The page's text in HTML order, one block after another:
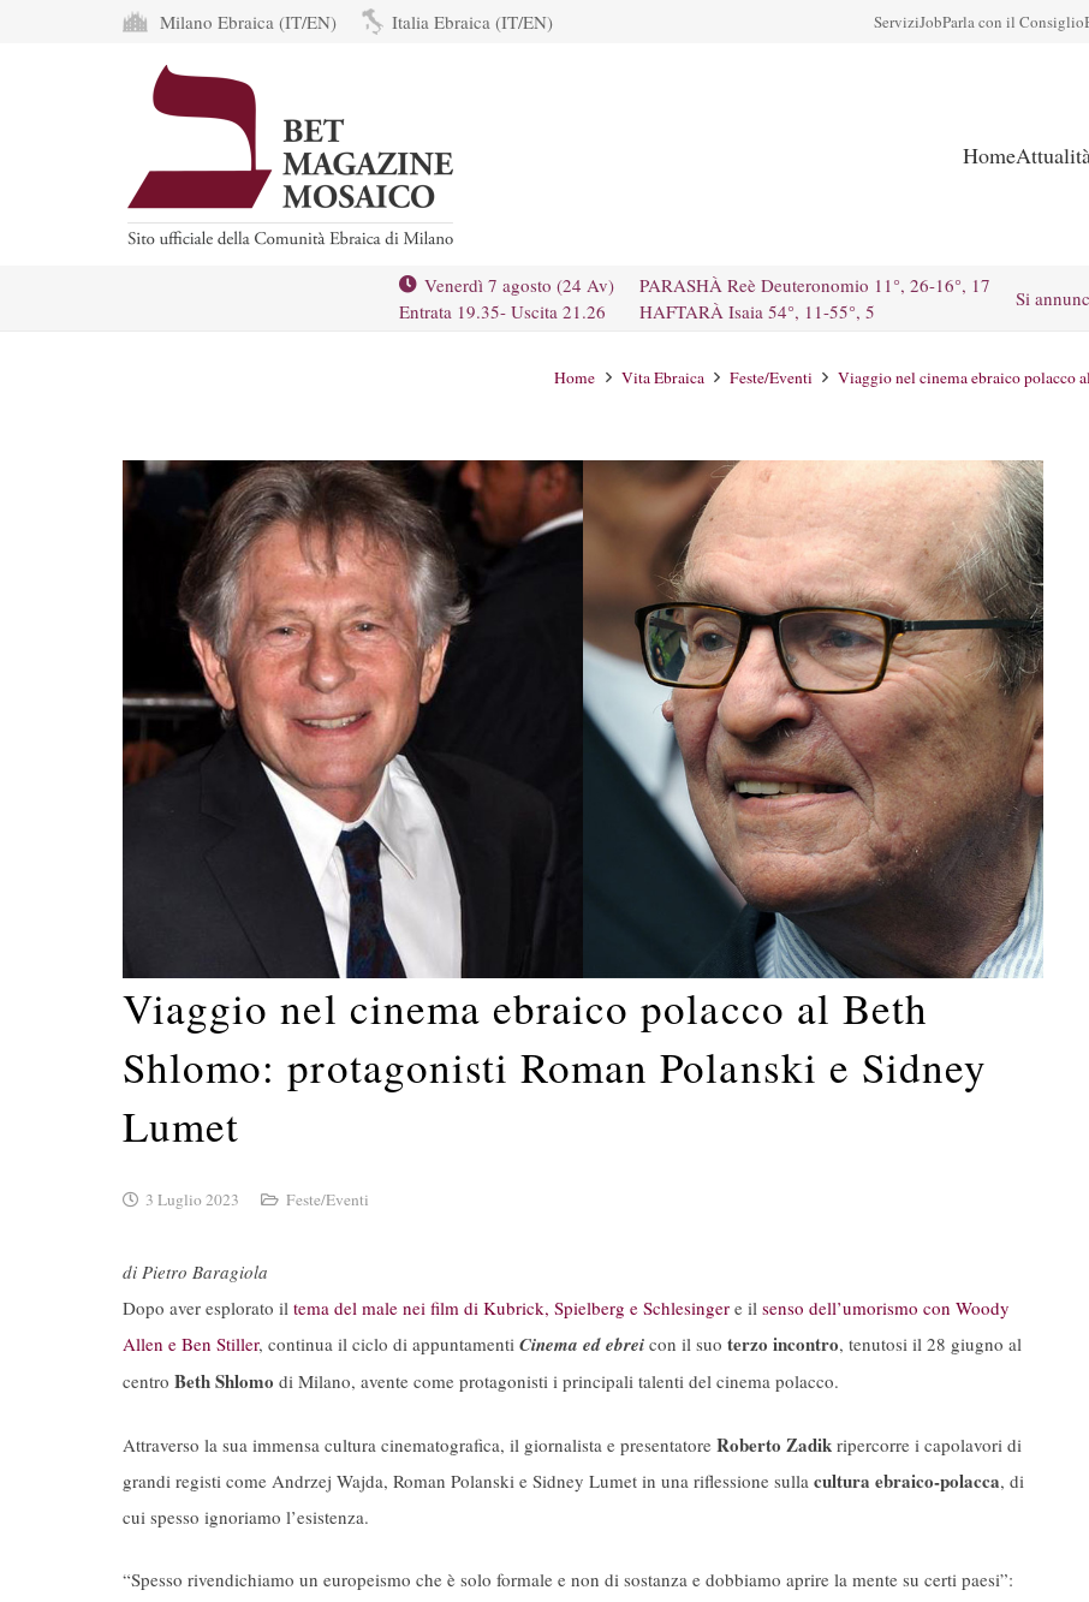
Milano Ebraica (IT/EN) Italia Ebraica (IT/EN) ServiziJobParla con il Consiglio
Home
Venerdì 7 agosto (24 Av)
Entrata 19.35- Uscita 21.26
PARASHÀ Reè Deuteronomio 11°, 26-16°, 17
HAFTARÀ Isaia 54°, 11-55°, 5
Si
Home Vita Ebraica Feste/Eventi Viaggio nel cinema ebraico polacco
Viaggio nel cinema ebraico polacco al Beth
Shlomo: protagonisti Roman Polanski e Sidney
Lumet
3 Luglio 2023 Feste/Eventi
di Pietro Baragiola
Dopo aver esplorato il tema del male nei film di Kubrick, Spielberg e Schlesinger e il senso dell’umorismo con Woody
Allen e Ben Stiller, continua il ciclo di appuntamenti Cinema ed ebrei con il suo terzo incontro, tenutosi il 28 giugno al
centro Beth Shlomo di Milano, avente come protagonisti i principali talenti del cinema polacco.
Attraverso la sua immensa cultura cinematografica, il giornalista e presentatore Roberto Zadik ripercorre i capolavori di
grandi registi come Andrzej Wajda, Roman Polanski e Sidney Lumet in una riflessione sulla cultura ebraico-polacca, di
cui spesso ignoriamo l’esistenza.
“Spesso rivendichiamo un europeismo che è solo formale e non di sostanza e dobbiamo aprire la mente su certi paesi”: